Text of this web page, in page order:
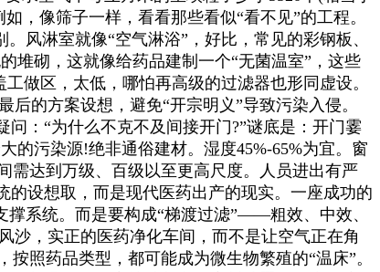
像筛子一样，看看那些看似“看不见”的工程。
风淋室就像“空气淋浴”，好比，常见的彩钢板、
堆砌，这就像给药品建制一个“无菌温室”，这些
做区，太低，哪怕再高级的过滤器也形同虚设。
的方案设想，避免“开宗明义”导致污染入侵。
：“为什么不克不及间接开门?”谜底是：开门霎
的污染源!绝非通俗建材。湿度45%-65%为宜。窗
需达到万级、百级以至更高尺度。人员进出有严
设想取，而是现代医药出产的现实。一座成功的
撑系统。而是要构成“梯渡过滤”——粗效、中效、
沙，实正的医药净化车间，而不是让空气正在角
照药品类型，都可能成为微生物繁殖的“温床”。